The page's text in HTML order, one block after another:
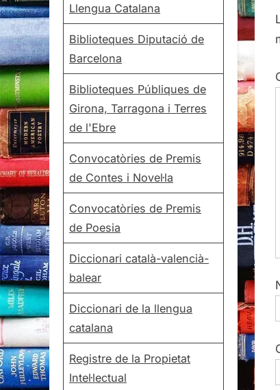
Llengua Catalana
Biblioteques Diputació de
Barcelona
Biblioteques Públiques de
Girona, Tarragona i Terres
de l'Ebre
Convocatòries de Premis
de Contes i Novel·la
Convocatòries de Premis
de Poesia
Diccionari català-valencià-
balear
Diccionari de la llengua
catalana
Registre de la Propietat
Intel·lectual